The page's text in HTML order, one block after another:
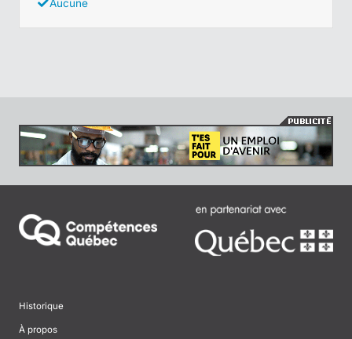
Aucune
Historique
À propos